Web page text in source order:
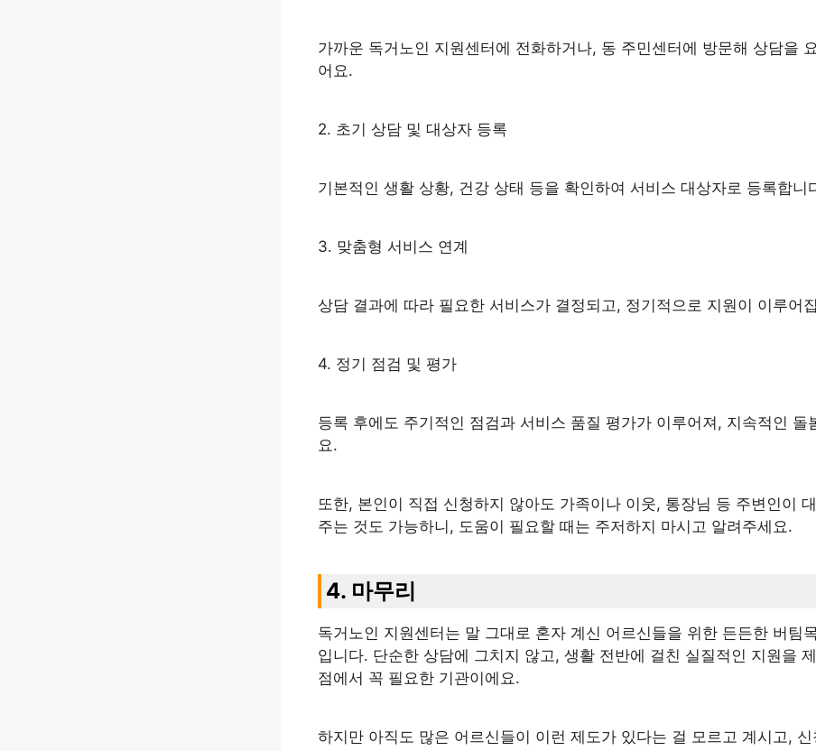
가까운 독거노인 지원센터에 전화하거나, 동 주민센터에 방문해 상담을
어요.
2. 초기 상담 및 대상자 등록
기본적인 생활 상황, 건강 상태 등을 확인하여 서비스 대상자로 등록합니
3. 맞춤형 서비스 연계
상담 결과에 따라 필요한 서비스가 결정되고, 정기적으로 지원이 이루어
4. 정기 점검 및 평가
등록 후에도 주기적인 점검과 서비스 품질 평가가 이루어져, 지속적인 돌
요.
또한, 본인이 직접 신청하지 않아도 가족이나 이웃, 통장님 등 주변인이
주는 것도 가능하니, 도움이 필요할 때는 주저하지 마시고 알려주세요.
4. 마무리
독거노인 지원센터는 말 그대로 혼자 계신 어르신들을 위한 든든한 버팀
입니다. 단순한 상담에 그치지 않고, 생활 전반에 걸친 실질적인 지원을
점에서 꼭 필요한 기관이에요.
하지만 아직도 많은 어르신들이 이런 제도가 있다는 걸 모르고 계시고, 신